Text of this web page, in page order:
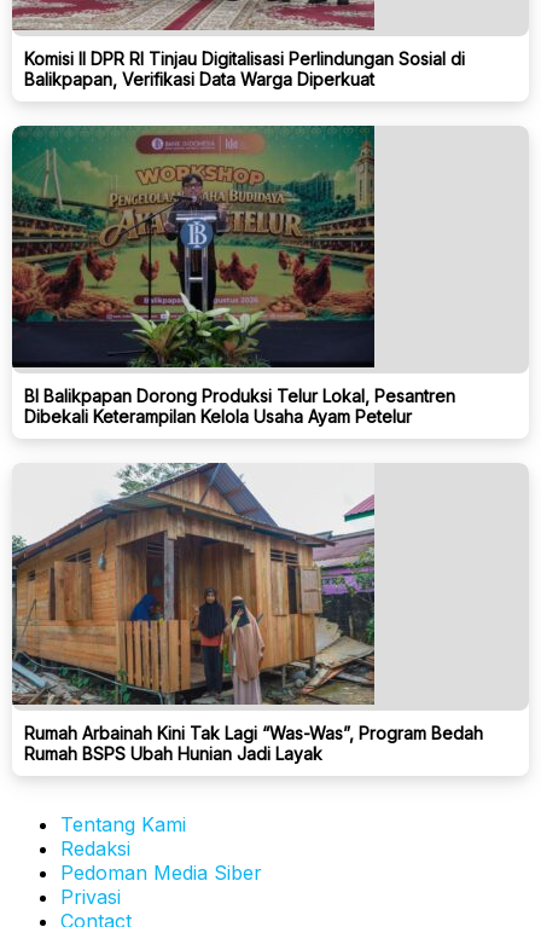
Komisi II DPR RI Tinjau Digitalisasi Perlindungan Sosial di
Balikpapan, Verifikasi Data Warga Diperkuat
BI Balikpapan Dorong Produksi Telur Lokal, Pesantren
Dibekali Keterampilan Kelola Usaha Ayam Petelur
Rumah Arbainah Kini Tak Lagi “Was-Was”, Program Bedah
Rumah BSPS Ubah Hunian Jadi Layak
Tentang Kami
Redaksi
Pedoman Media Siber
Privasi
Contact